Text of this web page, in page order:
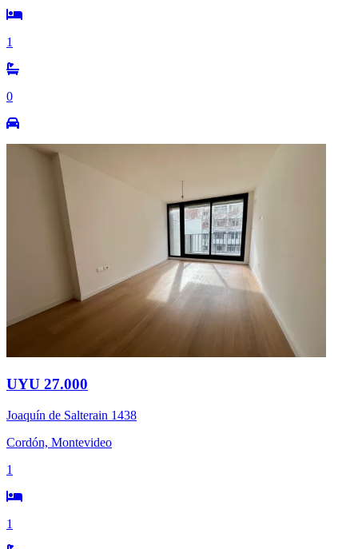
1
0
UYU 27.000
Joaquín de Salterain 1438
Cordón, Montevideo
1
1